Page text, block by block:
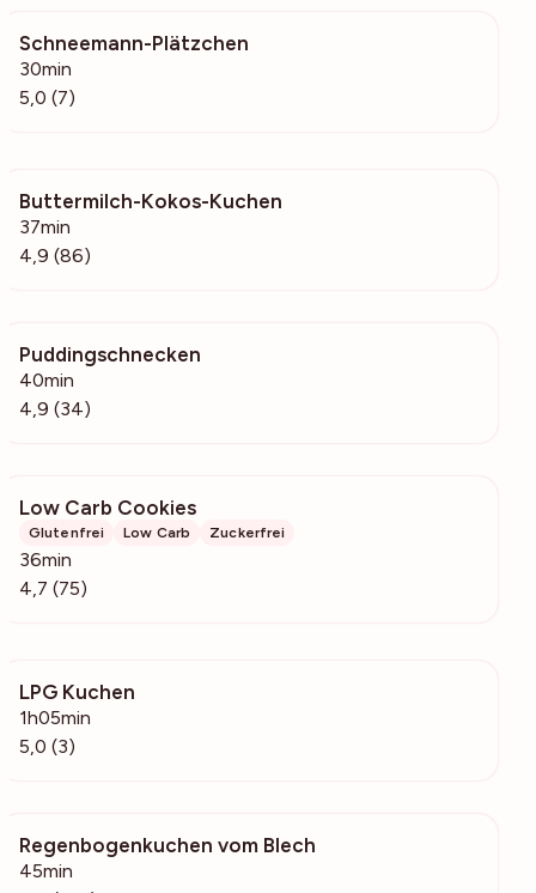
Schneemann-Plätzchen
30min
5,0 (7)
Buttermilch-Kokos-Kuchen
37min
4,9 (86)
Puddingschnecken
40min
4,9 (34)
Low Carb Cookies
Glutenfrei Low Carb Zuckerfrei
36min
4,7 (75)
LPG Kuchen
1h05min
5,0 (3)
Regenbogenkuchen vom Blech
45min